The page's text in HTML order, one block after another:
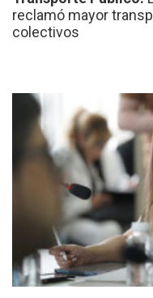
reclamó mayor
colectivos